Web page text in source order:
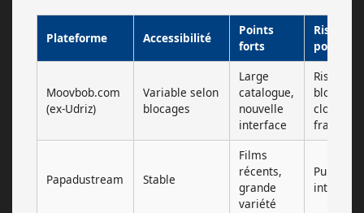
Plateforme Accessibilité
Points
forts
Risques
Moovbob.com
(ex-Udriz)
Variable selon
blocages
Large
catalogue,
nouvelle
interface
Risque
blocage
clones
Papadustream Stable
Films
récents,
grande
variété